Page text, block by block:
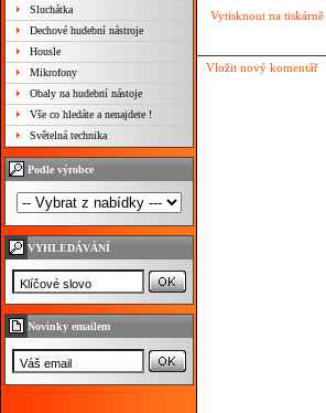
Sluchátka
Dechové hudební nástroje
Housle
Mikrofony
Obaly na hudební nástoje
Vše co hledáte a nenajdete !
Světelná technika
Podle výrobce
VYHLEDÁVÁNÍ
Novinky emailem
Vytisknout na tiskárně
Vložit nový komentář